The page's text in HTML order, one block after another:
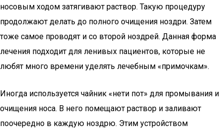
носовым ходом затягивают раствор. Такую процедуру
продолжают делать до полного очищения ноздри. Затем
тоже самое проводят и со второй ноздрей. Данная форма
лечения подходит для ленивых пациентов, которые не
любят много времени уделять лечебным «примочкам».
Иногда используется чайник «нети пот» для промывания и
очищения носа. В него помещают раствор и заливают
поочередно в каждую ноздрю. Этим устройством